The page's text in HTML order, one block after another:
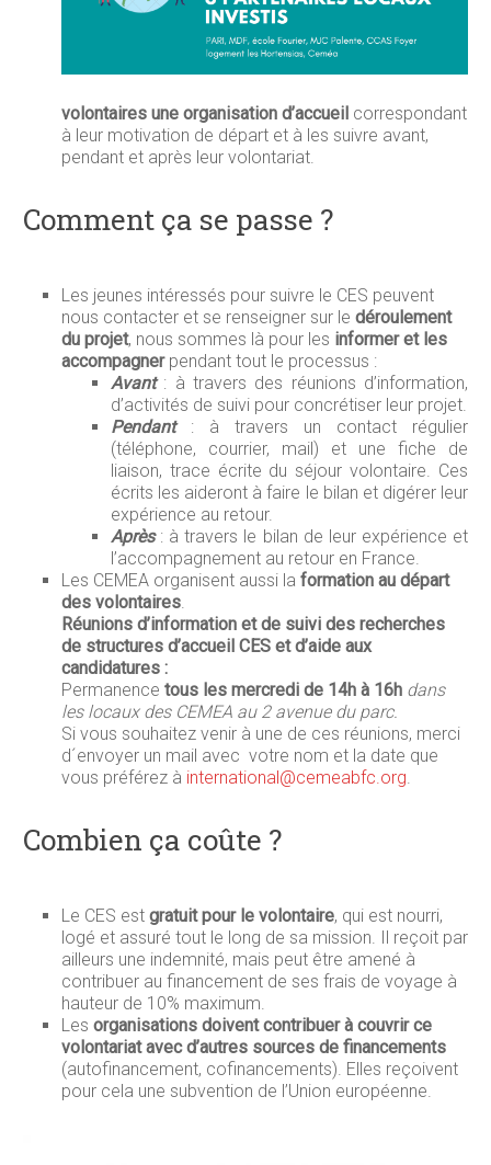
volontaires une organisation d’accueilcorrespondant
à leur motivation de départ et à les suivre avant,
pendant et après leur volontariat.
Comment ça se passe ?
Les jeunes intéressés pour suivre le CES peuvent
nous contacter et se renseigner sur le déroulement
du projet, nous sommes là pour les informer et les
accompagnerpendant tout le processus :
Avant: à travers des réunions d’information,
d’activités de suivi pour concrétiser leur projet.
Pendant: à travers un contact régulier
(téléphone, courrier, mail) et une fiche de
liaison, trace écrite du séjour volontaire. Ces
écrits les aideront à faire le bilan et digérer leur
expérience au retour.
Après: à travers le bilan de leur expérience et
l’accompagnement au retour en France.
Les CEMEA organisent aussi la formation au départ
des volontaires.
Réunions d’information et de suivi des recherches
de structures d’accueil CES et d’aide aux
candidatures :
Permanence tous les mercredi de 14h à 16h dans
les locaux des CEMEA au 2 avenue du parc.
Si vous souhaitez venir à une de ces réunions, merci
d´envoyer un mail avec votre nom et la date que
vous préférez à international@cemeabfc.org
Combien ça coûte ?
Le CES estgratuit pour le volontaire, qui est nourri,
logé et assuré tout le long de sa mission. Il reçoit par
ailleurs une indemnité, mais peut être amené à
contribuer au financement de ses frais de voyage à
hauteur de 10% maximum.
Les organisations doivent contribuer à couvrir ce
volontariat avec d’autres sources de financements
(autofinancement, cofinancements). Elles reçoivent
pour cela une subvention de l’Union européenne.